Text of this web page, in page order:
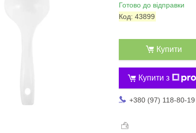
Готово до відправки
Код: 43899
Купити
Купити з
+380 (97) 118-80-19